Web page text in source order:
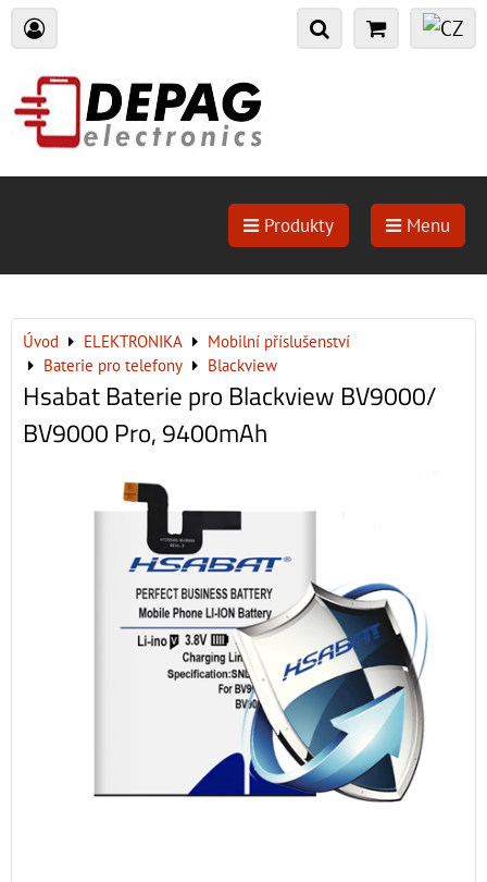
Produkty Menu
Úvod ELEKTRONIKA
Mobilní příslušenství
Baterie pro telefony
Blackview
Hsabat Baterie pro Blackview BV9000/
BV9000 Pro, 9400mAh